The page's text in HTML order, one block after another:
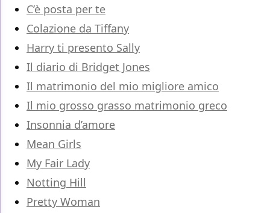
C’è posta per te
Colazione da Tiffany
Harry ti presento Sally
Il diario di Bridget Jones
Il matrimonio del mio migliore amico
Il mio grosso grasso matrimonio greco
Insonnia d’amore
Mean Girls
My Fair Lady
Notting Hill
Pretty Woman